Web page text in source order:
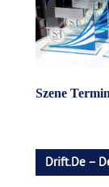
Szene
Drift.de –